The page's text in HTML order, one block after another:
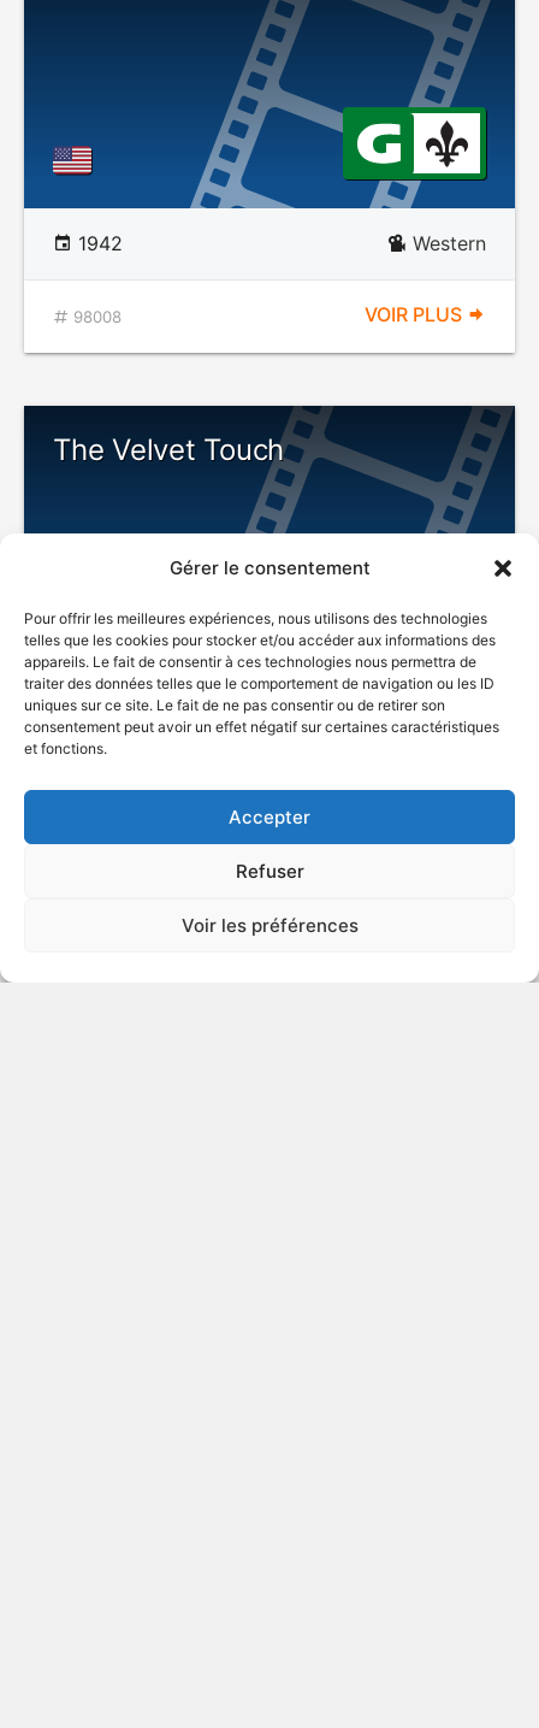
Gérer le consentement
Pour offrir les meilleures expériences, nous utilisons des technologies
telles que les cookies pour stocker et/ou accéder aux informations des
appareils. Le fait de consentir à ces technologies nous permettra de
traiter des données telles que le comportement de navigation ou les ID
uniques sur ce site. Le fait de ne pas consentir ou de retirer son
consentement peut avoir un effet négatif sur certaines caractéristiques
et fonctions.
Accepter
Refuser
Voir les préférences
1942 Western
98008 VOIR PLUS
The Velvet Touch
1948 Drame policier